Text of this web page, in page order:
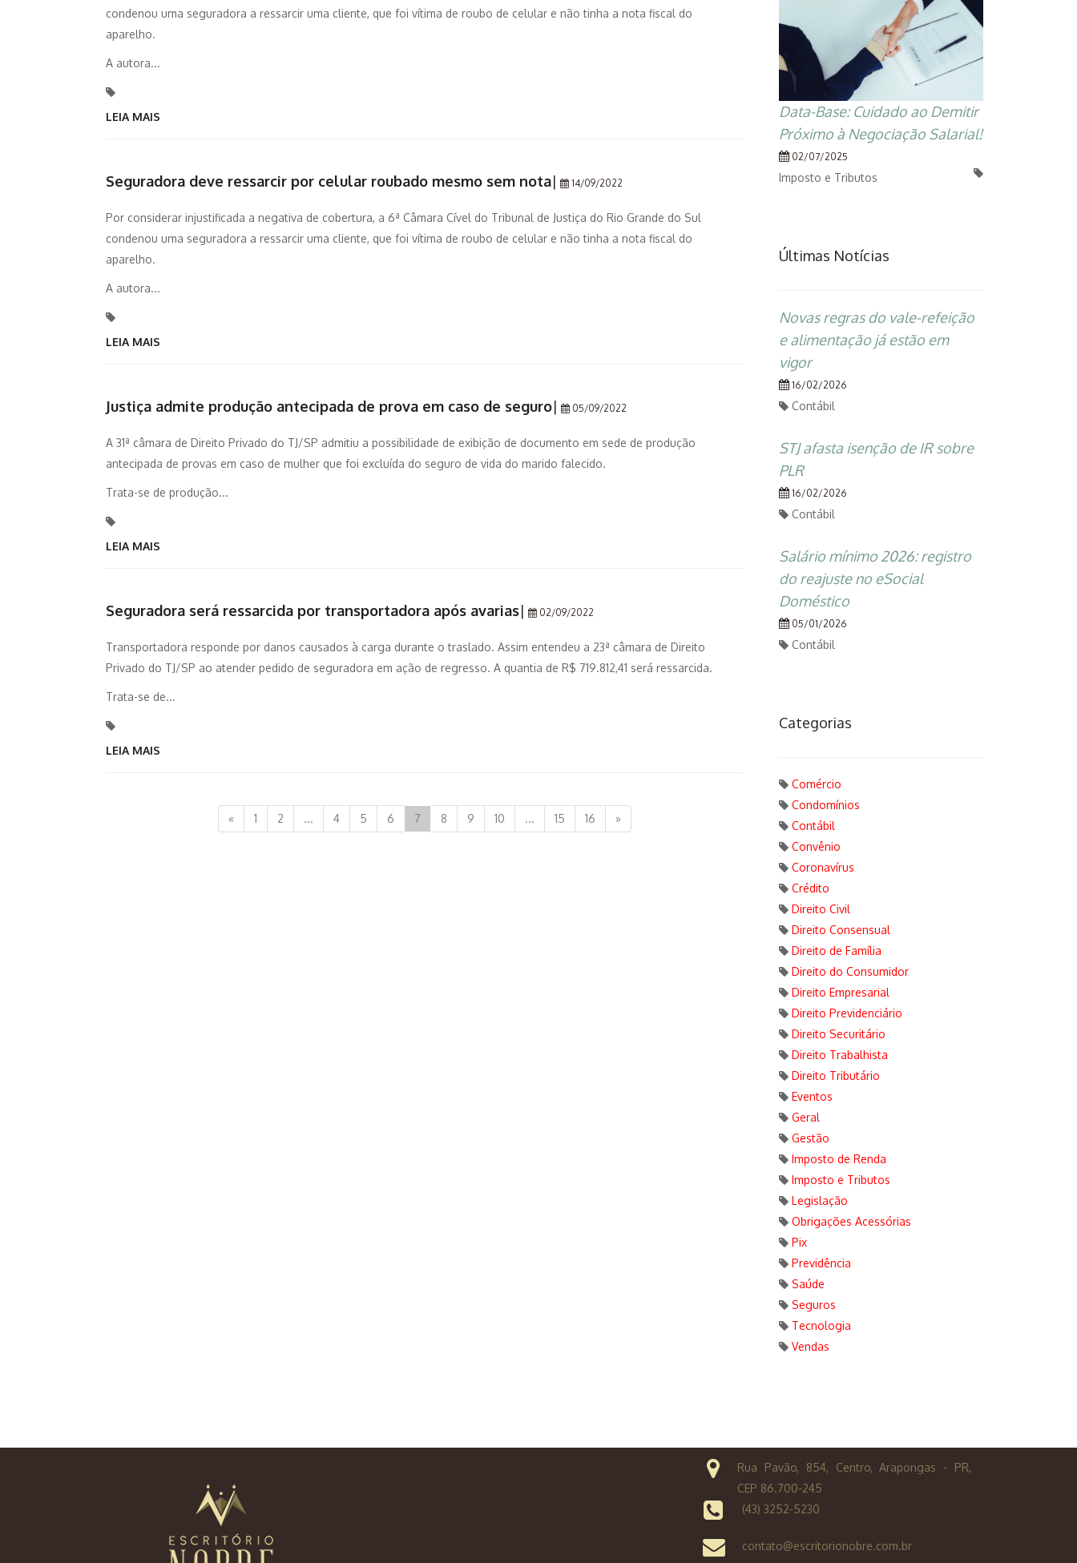
condenou uma seguradora a ressarcir uma cliente, que foi vítima de roubo de celular e não tinha a nota fiscal do
aparelho.
A autora...
LEIA MAIS
Seguradora deve ressarcir por celular roubado mesmo sem nota| 14/09/2022
Por considerar injustificada a negativa de cobertura, a 6ª Câmara Cível do Tribunal de Justiça do Rio Grande do Sul
condenou uma seguradora a ressarcir uma cliente, que foi vítima de roubo de celular e não tinha a nota fiscal do
aparelho.
A autora...
LEIA MAIS
Justiça admite produção antecipada de prova em caso de seguro| 05/09/2022
A 31ª câmara de Direito Privado do TJ/SP admitiu a possibilidade de exibição de documento em sede de produção
antecipada de provas em caso de mulher que foi excluída do seguro de vida do marido falecido.
Trata-se de produção...
LEIA MAIS
Seguradora será ressarcida por transportadora após avarias| 02/09/2022
Transportadora responde por danos causados à carga durante o traslado. Assim entendeu a 23ª câmara de Direito
Privado do TJ/SP ao atender pedido de seguradora em ação de regresso. A quantia de R$ 719.812,41 será ressarcida.
Trata-se de...
LEIA MAIS
« 1 2 ... 4 5 6 7 8 9 10 ... 15 16 »
Data-Base: Cuidado ao Demitir
Próximo à Negociação Salarial!
02/07/2025
Imposto e Tributos
Últimas Notícias
Novas regras do vale-refeição
e alimentação já estão em
vigor
16/02/2026
Contábil
STJ afasta isenção de IR sobre
PLR
16/02/2026
Contábil
Salário mínimo 2026: registro
do reajuste no eSocial
Doméstico
05/01/2026
Contábil
Categorias
Comércio
Condomínios
Contábil
Convênio
Coronavírus
Crédito
Direito Civil
Direito Consensual
Direito de Família
Direito do Consumidor
Direito Empresarial
Direito Previdenciário
Direito Securitário
Direito Trabalhista
Direito Tributário
Eventos
Geral
Gestão
Imposto de Renda
Imposto e Tributos
Legislação
Obrigações Acessórias
Pix
Previdência
Saúde
Seguros
Tecnologia
Vendas
Rua Pavão, 854, Centro, Arapongas - PR,
CEP 86.700-245
(43) 3252-5230
contato@escritorionobre.com.br